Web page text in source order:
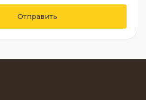
Отправить